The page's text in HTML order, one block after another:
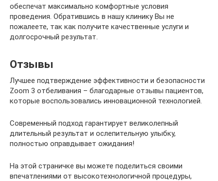
обеспечат максимально комфортные условия
проведения. Обратившись в нашу клинику Вы не
пожалеете, так как получите качественные услуги и
долгосрочный результат.
Отзывы
Лучшее подтверждение эффективности и безопасности
Zoom 3 отбеливания – благодарные отзывы пациентов,
которые воспользовались инновационной технологией.
Современный подход гарантирует великолепный
длительный результат и ослепительную улыбку,
полностью оправдывает ожидания!
На этой страничке вы можете поделиться своими
впечатлениями от высокотехнологичной процедуры,